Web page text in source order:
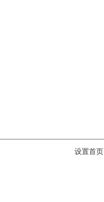
设置首页